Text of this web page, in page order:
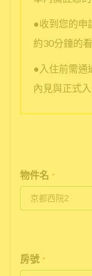
●收到您的申
約30分鐘的
●入住前需通
內見與正式
物件名 *
房號 *